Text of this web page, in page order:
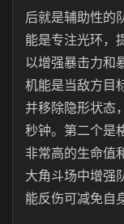
后就是辅助性的
能是专注光环，
以增强暴击力和
机能是当敌方目
并移除隐形状态
秒钟。第二个是
非常高的生命值
大角斗场中增强
能反伤可减免自